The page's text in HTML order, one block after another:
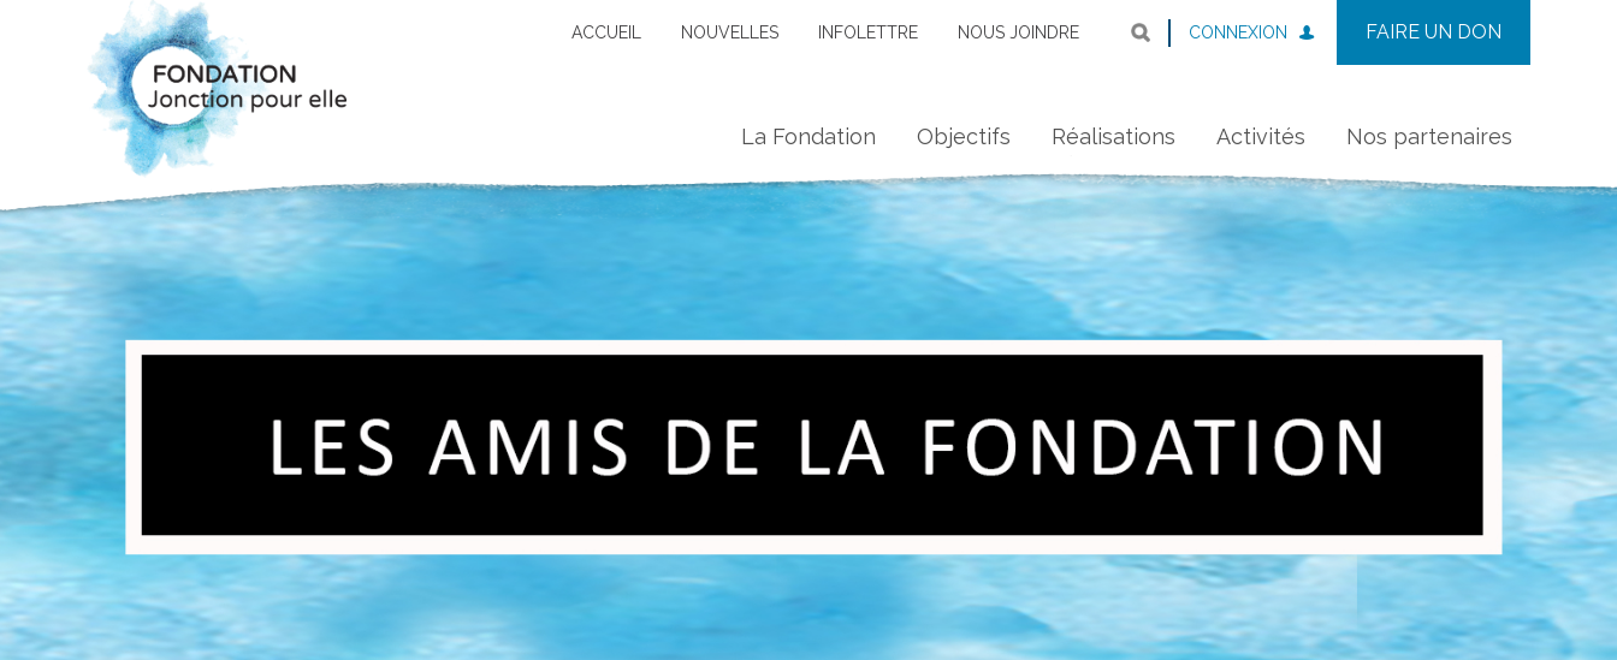
ACCUEIL NOUVELLES INFOLETTRE NOUS JOINDRE CONNEXION FAIRE UN DON
La Fondation Objectifs Réalisations Activités Nos partenaires